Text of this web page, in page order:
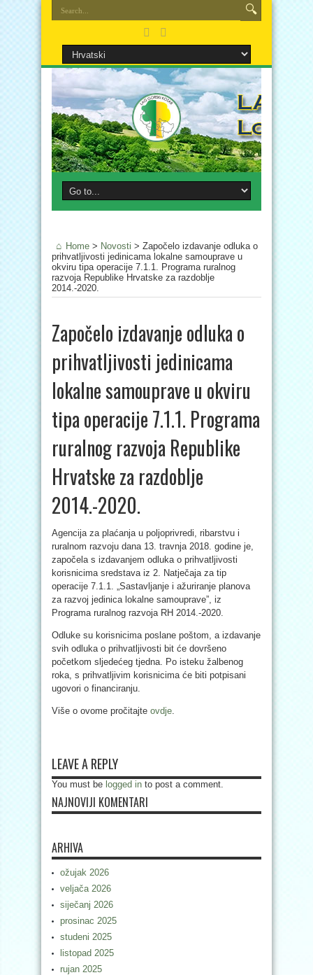
Home > Novosti > Započelo izdavanje odluka o
prihvatljivosti jedinicama lokalne samouprave u
okviru tipa operacije 7.1.1. Programa ruralnog
razvoja Republike Hrvatske za razdoblje
2014.-2020.
Započelo izdavanje odluka o
prihvatljivosti jedinicama
lokalne samouprave u okviru
tipa operacije 7.1.1. Programa
ruralnog razvoja Republike
Hrvatske za razdoblje
2014.-2020.
Agencija za plaćanja u poljoprivredi, ribarstvu i
ruralnom razvoju dana 13. travnja 2018. godine je,
započela s izdavanjem odluka o prihvatljivosti
korisnicima sredstava iz 2. Natječaja za tip
operacije 7.1.1. „Sastavljanje i ažuriranje planova
za razvoj jedinica lokalne samouprave”, iz
Programa ruralnog razvoja RH 2014.-2020.
Odluke su korisnicima poslane poštom, a izdavanje
svih odluka o prihvatljivosti bit će dovršeno
početkom sljedećeg tjedna. Po isteku žalbenog
roka, s prihvatljivim korisnicima će biti potpisani
ugovori o financiranju.
Više o ovome pročitajte ovdje.
LEAVE A REPLY
You must be logged in to post a comment.
NAJNOVIJI KOMENTARI
ARHIVA
ožujak 2026
veljača 2026
siječanj 2026
prosinac 2025
studeni 2025
listopad 2025
rujan 2025